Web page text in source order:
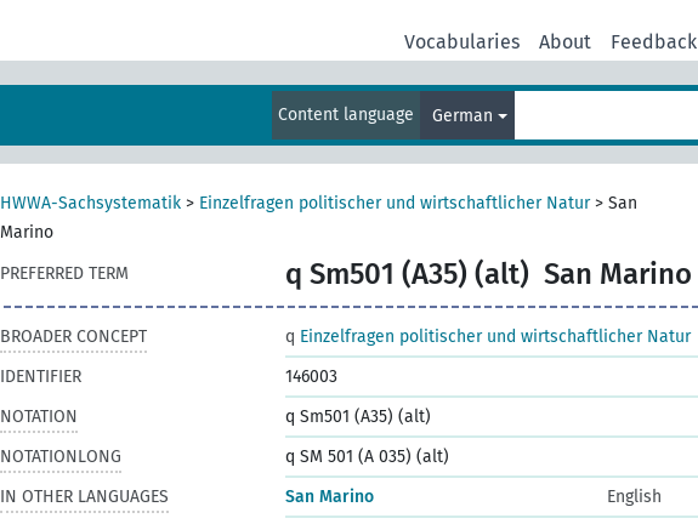
Vocabularies About Feedback
Content language German
HWWA-Sachsystematik > Einzelfragen politischer und wirtschaftlicher Natur> San
Marino
PREFERRED TERM
q Sm501 (A35) (alt) San Marino
BROADER CONCEPT q Einzelfragen politischer und wirtschaftlicher Natur
IDENTIFIER
146003
NOTATION
q Sm501 (A35) (alt)
NOTATIONLONG
q SM 501 (A 035) (alt)
IN OTHER LANGUAGES
San Marino
English